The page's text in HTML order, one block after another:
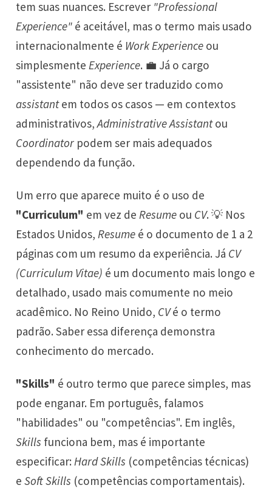
tem suas nuances. Escrever "Professional
Experience" é aceitável, mas o termo mais usado
internacionalmente é Work Experience ou
simplesmenteExperience. 💼 Já o cargo
"assistente" não deve ser traduzido como
assistantem todos os casos — em contextos
administrativos,Administrative Assistantou
Coordinator podem ser mais adequados
dependendo da função.
Um erro que aparece muito é o uso de
"Curriculum" em vez deResume ou CV. 💡 Nos
Estados Unidos,Resume é o documento de 1 a 2
páginas com um resumo da experiência. Já CV
(Curriculum Vitae) é um documento mais longo e
detalhado, usado mais comumente no meio
acadêmico. No Reino Unido, CVé o termo
padrão. Saber essa diferença demonstra
conhecimento do mercado.
"Skills" é outro termo que parece simples, mas
pode enganar. Em português, falamos
"habilidades" ou "competências". Em inglês,
Skills funciona bem, mas é importante
especificar:Hard Skills (competências técnicas)
eSoft Skills (competências comportamentais).